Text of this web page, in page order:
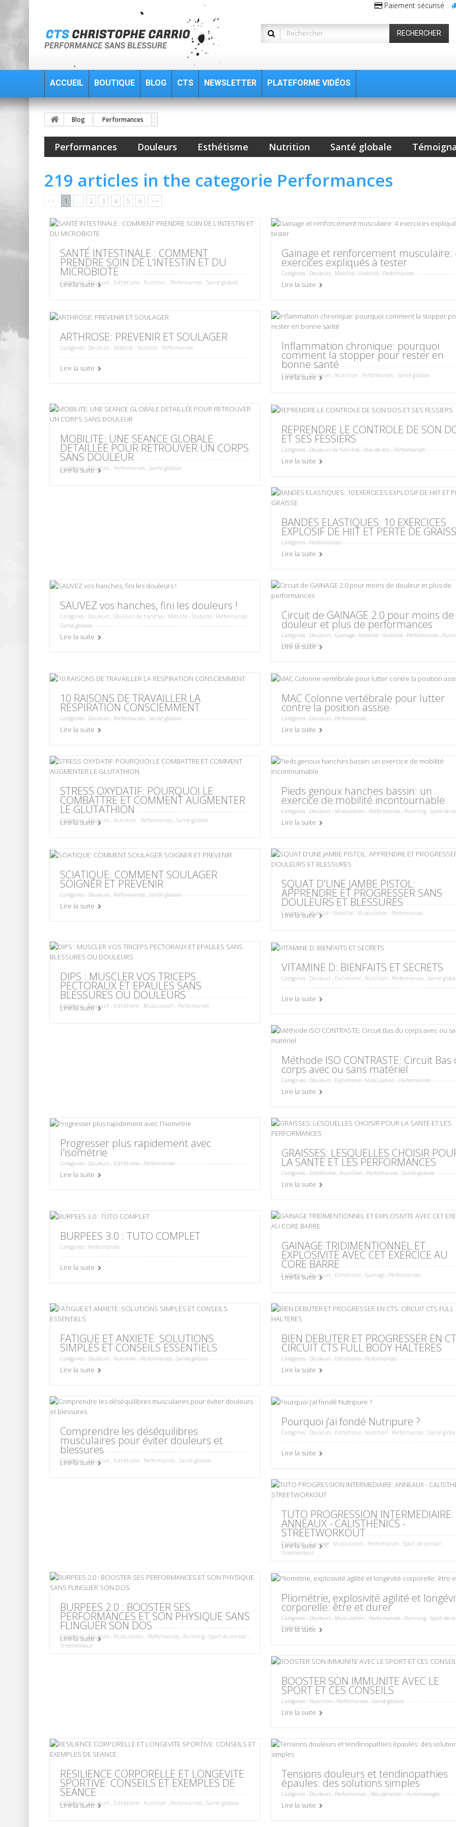
Paiement sécurisé
RECHERCHER
ACCUEIL BOUTIQUE BLOG CTS NEWSLETTER PLATEFORME VIDÉOS
Blog Performances
Performances Douleurs Esthétisme Nutrition Santé globale
219 articles in the categorie Performances
<< 1 ... 2 3 4 5 6 >>
SANTÉ INTESTINALE : COMMENT
PRENDRE SOIN DE L’INTESTIN ET DU
MICROBIOTE
Catégories :Douleurs Esthétisme Nutrition Performances Santé globale
Lire la suite
Gainage et renforcement musculaire:
exercices expliqués à tester
Catégories :Douleurs,Mobilité - Stabilité,Performances
Lire la suite
ARTHROSE: PREVENIR ET SOULAGER
Catégories : Douleurs Mobilité - Stabilité Performances
Lire la suite
Inflammation chronique: pourquoi
comment la stopper pour rester en
bonne santé
Catégories :Douleurs Nutrition Performances Santé globale
Lire la suite
MOBILITE: UNE SEANCE GLOBALE
DETAILLÉE POUR RETROUVER UN CORPS
SANS DOULEUR
Catégories :Douleurs Performances Santé globale
Lire la suite
REPRENDRE LE CONTROLE DE SON
ET SES FESSIERS
Catégories :Douleurs de hanches,Mal de dos,Performances
Lire la suite
BANDES ELASTIQUES: 10 EXERCICES
EXPLOSIF DE HIIT ET PERTE DE
Catégories :Performances
Lire la suite
SAUVEZ vos hanches, fini les douleurs !
Catégories : Douleurs Douleurs de hanches Mobilité - Stabilité Performances
Santé globale
Lire la suite
Circuit de GAINAGE 2.0 pour moins de
douleur et plus de performances
Catégories :Douleurs,Gainage,Mobilité - Stabilité,Performances,
Sport de combat
Lire la suite
10 RAISONS DE TRAVAILLER LA
RESPIRATION CONSCIEMMENT
Catégories :Douleurs,Performances,Santé globale
Lire la suite
MAC Colonne vertébrale pour lutter
contre la position assise
Catégories :Douleurs,Performances
Lire la suite
STRESS OXYDATIF: POURQUOI LE
COMBATTRE ET COMMENT AUGMENTER
LE GLUTATHION
Catégories :Douleurs Nutrition Performances Santé globale
Lire la suite
Pieds genoux hanches bassin: un
exercice de mobilité incontournable
Catégories :Douleurs,Musculation,Performances,Running,Sport de
Lire la suite
SCIATIQUE: COMMENT SOULAGER
SOIGNER ET PREVENIR
Catégories :Douleurs,Performances,Santé globale
Lire la suite
SQUAT D'UNE JAMBE PISTOL:
APPRENDRE ET PROGRESSER SANS
DOULEURS ET BLESSURES
Catégories :Mobilité - Stabilité Musculation Performances
Lire la suite
DIPS : MUSCLER VOS TRICEPS
PECTORAUX ET EPAULES SANS
BLESSURES OU DOULEURS
Catégories :Douleurs Esthétisme Musculation Performances
Lire la suite
VITAMINE D: BIENFAITS ET SECRETS
Catégories : Douleurs Esthétisme Nutrition Performances Santé
Lire la suite
Méthode ISO CONTRASTE: Circuit Bas
corps avec ou sans matériel
Catégories :Douleurs,Esthétisme,Musculation,Performances
Lire la suite
Progresser plus rapidement avec
l'isométrie
Catégories :Douleurs,Esthétisme,Performances
Lire la suite
GRAISSES: LESQUELLES CHOISIR
LA SANTE ET LES PERFORMANCES
Catégories :Esthétisme,Nutrition,Performances,Santé globale
Lire la suite
BURPEES 3.0 : TUTO COMPLET
Catégories : Performances
Lire la suite
GAINAGE TRIDIMENTIONNEL ET
EXPLOSIVITE AVEC CET EXERCICE AU
CORE BARRE
Catégories :Douleurs Esthétisme Gainage Performances
Lire la suite
FATIGUE ET ANXIETE: SOLUTIONS
SIMPLES ET CONSEILS ESSENTIELS
Catégories :Douleurs,Nutrition,Performances,Santé globale
Lire la suite
BIEN DEBUTER ET PROGRESSER EN
CIRCUIT CTS FULL BODY HALTERES
Catégories :Douleurs,Esthétisme,Performances
Lire la suite
Comprendre les déséquilibres
musculaires pour éviter douleurs et
blessures
Catégories :Douleurs Esthétisme Performances Santé globale
Lire la suite
Pourquoi j’ai fondé Nutripure ?
Catégories : Douleurs Esthétisme Nutrition Performances Santé
Lire la suite
TUTO PROGRESSION INTERMEDIAIRE:
ANNEAUX - CALISTHENICS -
STREETWORKOUT
Catégories :Gainage Musculation Performances Sport de combat
Streetworkout
Lire la suite
BURPEES 2.0 : BOOSTER SES
PERFORMANCES ET SON PHYSIQUE SANS
FLINGUER SON DOS
Catégories :Douleurs Musculation Performances Running Sport de combat
Streetworkout
Lire la suite
Pliométrie, explosivité agilité et
corporelle: être et durer
Catégories :Douleurs,Musculation,Performances,Running,Sport de
Streetworkout
Lire la suite
BOOSTER SON IMMUNITE AVEC LE
SPORT ET CES CONSEILS
Catégories :Nutrition,Performances,Santé globale
Lire la suite
RESILIENCE CORPORELLE ET LONGEVITE
SPORTIVE: CONSEILS ET EXEMPLES DE
SEANCE
Catégories :Douleurs Esthétisme Nutrition Performances Santé globale
Lire la suite
Tensions douleurs et tendinopathies
épaules: des solutions simples
Catégories :Douleurs,Performances,Récupération - Automassages
Lire la suite